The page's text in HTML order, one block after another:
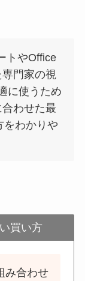
トやOffice
門家の視
に使うため
わせた最
をわかりや
買い方
み合わせ